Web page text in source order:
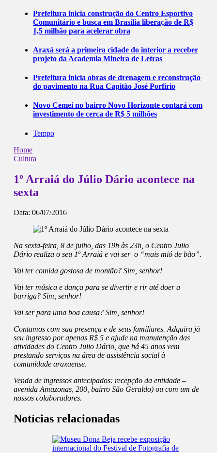
Prefeitura inicia construção do Centro Esportivo
Comunitário e busca em Brasília liberação de R$
1,5 milhão para acelerar obra
Araxá será a primeira cidade do interior a receber
projeto da Academia Mineira de Letras
Prefeitura inicia obras de drenagem e reconstrução
do pavimento na Rua Capitão José Porfírio
Novo Cemei no bairro Novo Horizonte contará com
investimento de cerca de R$ 5 milhões
Tempo
Home
Cultura
1º Arraiá do Júlio Dário acontece na
sexta
Data: 06/07/2016
Na sexta-feira, 8 de julho, das 19h às 23h, o Centro Julio
Dário realiza o seu 1º Arraiá e vai ser o “mais mió de bão”.
Vai ter comida gostosa de montão? Sim, senhor!
Vai ter música e dança para se divertir e rir até doer a
barriga? Sim, senhor!
Vai ser para uma boa causa? Sim, senhor!
Contamos com sua presença e de seus familiares. Adquira já
seu ingresso por apenas R$ 5 e ajude na manutenção das
atividades do Centro Julio Dário, que há 45 anos vem
prestando serviços na área de assistência social à
comunidade araxaense.
Venda de ingressos antecipados: recepção da entidade –
avenida Amazonas, 200, bairro São Geraldo) ou com um de
nossos colaboradores.
Notícias relacionadas